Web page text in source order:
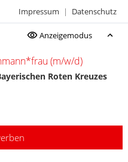
Impressum | Datenschutz
Anzeigemodus
(m/w/d)
Roten Kreuzes